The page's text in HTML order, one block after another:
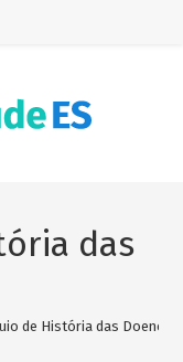
das
de História das Doenças